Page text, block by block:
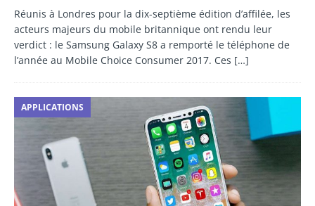
Réunis à Londres pour la dix-septième édition d’affilée, les
acteurs majeurs du mobile britannique ont rendu leur
verdict : le Samsung Galaxy S8 a remporté le téléphone de
l’année au Mobile Choice Consumer 2017. Ces […]
APPLICATIONS